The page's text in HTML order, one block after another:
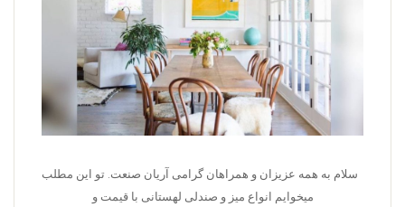
سلام به همه عزیزان و همراهان گرامی آریان صنعت. تو این مطلب
میخوایم انواع میز و صندلی لهستانی با قیمت و